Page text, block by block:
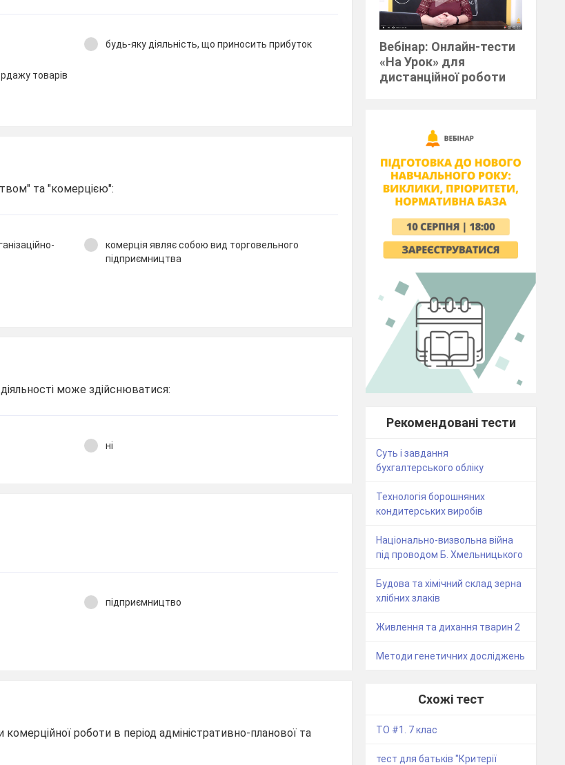
будь-яку діяльність, що приносить прибуток
товарів
та "комерцією":
комерція являє собою вид торговельного
підприємництва
може здійснюватися:
ні
підприємництво
роботи в період адміністративно-планової та
Вебінар: Онлайн-тести
«На Урок» для
дистанційної роботи
Рекомендовані тести
Суть і завдання
бухгалтерського обліку
Технологія борошняних
кондитерських виробів
Національно-визвольна війна
під проводом Б. Хмельницького
Будова та хімічний склад зерна
хлібних злаків
Живлення та дихання тварин 2
Методи генетичних досліджень
Схожі тест
ТО #1. 7 клас
тест для батьків "Критерії